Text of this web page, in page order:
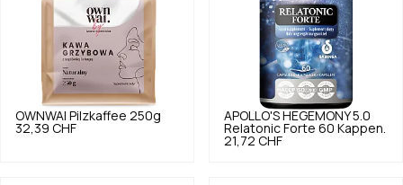
OWNWAI
Pilzkaffee 250g
32,39 CHF
APOLLO'S HEGEMONY 5.0
Relatonic Forte 60 Kappen.
21,72 CHF